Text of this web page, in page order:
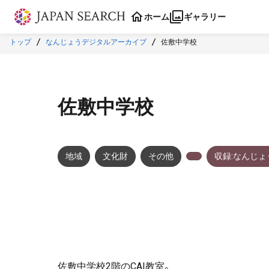
本文に飛ぶ
ホーム ギャラリー
トップ なんじょうデジタルアーカイブ 佐敷中学校
佐敷中学校
地域 文化財 その他 収録:なんじ
佐敷中学校2階のCAI教室。